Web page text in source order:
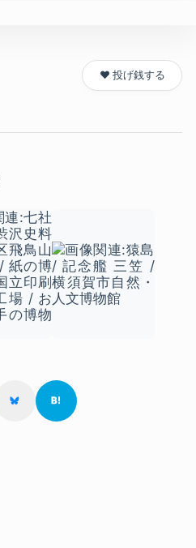
❤️ 投げ銭する